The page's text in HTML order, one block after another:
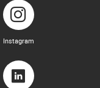
Instagram